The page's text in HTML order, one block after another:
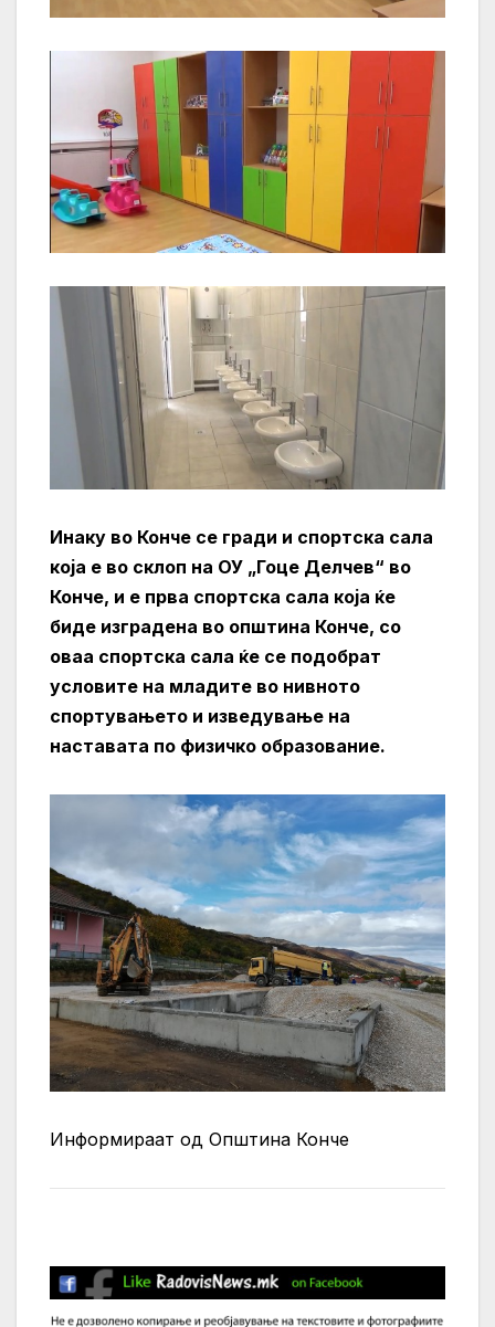
Инаку во Конче се гради и спортска сала
која е во склоп на ОУ „Гоце Делчев“ во
Конче, и е прва спортска сала која ќе
биде изградена во општина Конче, со
оваа спортска сала ќе се подобрат
условите на младите во нивното
спортувањето и изведување на
наставата по физичко образование.
Информираат од Општина Конче